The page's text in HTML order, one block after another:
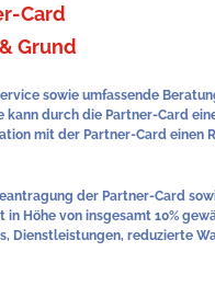
Card
Grund
sowie umfassende
durch die Partner-Card
mit der Partner-Card einen
der Partner-Card
Höhe von insgesamt 10%
Dienstleistungen, reduzierte